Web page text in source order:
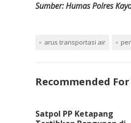
Sumber: Humas Polres
arus transportasi air
Recommended For
Satpol PP Ketapang